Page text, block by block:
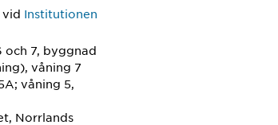
vid Institutionen
och 7, byggnad
våning 7
våning 5,
Norrlands